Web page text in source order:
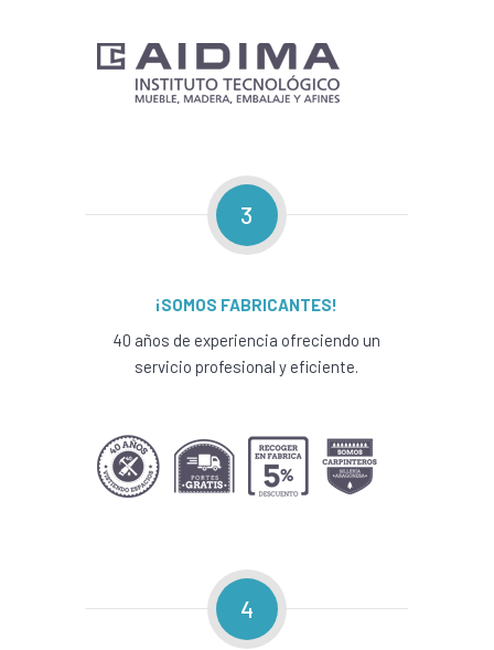
3
¡SOMOS FABRICANTES!
40 años de experiencia ofreciendo un
servicio profesional y eficiente.
4